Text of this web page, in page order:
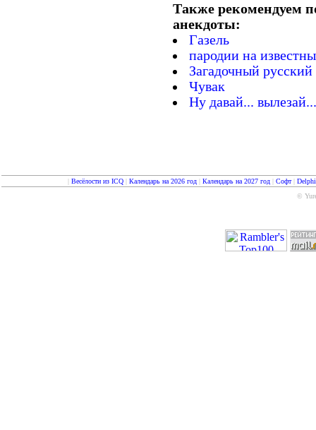
Также рекомендуем
анекдоты:
Газель
пародии на
Загадочный русский
Чувак
Ну давай...
Весёлости из ICQ| Календарь на 2026 год| Календарь на 2027 год| Софт|
©